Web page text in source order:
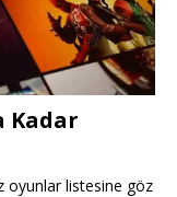
Kadar
oyunlar listesine göz